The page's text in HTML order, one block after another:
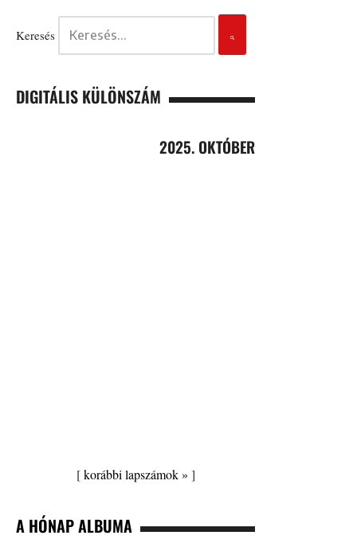
Keresés
DIGITÁLIS KÜLÖNSZÁM
2025. OKTÓBER
[korábbi lapszámok » ]
A HÓNAP ALBUMA